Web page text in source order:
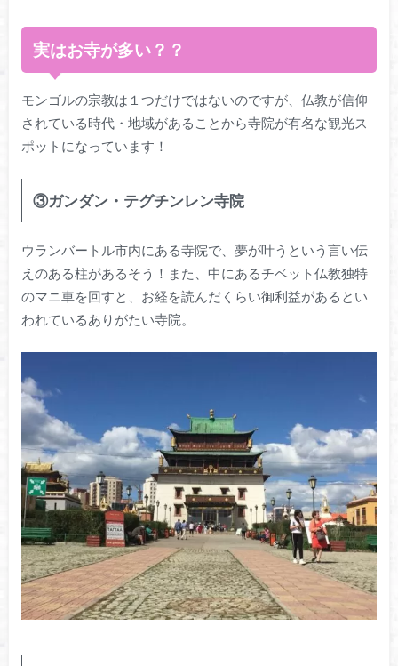
実はお寺が多い？？
モンゴルの宗教は１つだけではないのですが、仏教が信仰
されている時代・地域があることから寺院が有名な観光ス
ポットになっています！
③ガンダン・テグチンレン寺院
ウランバートル市内にある寺院で、夢が叶うという言い伝
えのある柱があるそう！また、中にあるチベット仏教独特
のマニ車を回すと、お経を読んだくらい御利益があるとい
われているありがたい寺院。